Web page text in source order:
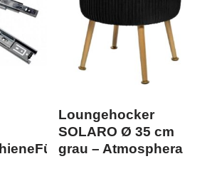
Loungehocker
SOLARO Ø 35 cm
grau – Atmosphera